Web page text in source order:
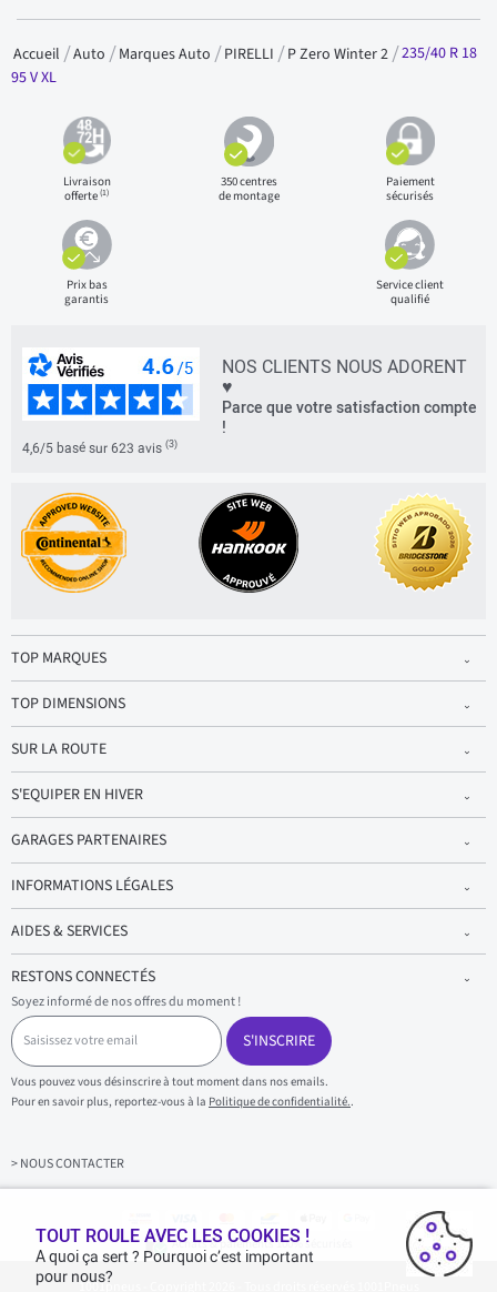
Accueil Auto Marques Auto PIRELLI P Zero Winter 2 235/40 R 18
95 V XL
Livraison
offerte(1)
350 centres
de montage
Paiement
sécurisés
Prix bas
garantis
Service client
qualifié
NOS CLIENTS NOUS ADORENT
♥
Parce que votre satisfaction compte
!
4,6/5 basé sur 623 avis (3)
TOP MARQUES
TOP DIMENSIONS
SUR LA ROUTE
S'EQUIPER EN HIVER
GARAGES PARTENAIRES
INFORMATIONS LÉGALES
AIDES & SERVICES
RESTONS CONNECTÉS
Soyez informé de nos offres du moment !
S
a
i
s
i
s
z
v
S'INSCRIRE
Vous pouvez vous désinscrire à tout moment dans nos emails.
Pour en savoir plus, reportez-vous à la Politique de confidentialité..
> NOUS CONTACTER
Achats & paiements 100% sécurisés
1001pneus - Copyright 2026 - Tous droits réservés 1001Pneus
TOUT ROULE AVEC LES COOKIES !
A quoi ça sert ? Pourquoi c’est important
pour nous?